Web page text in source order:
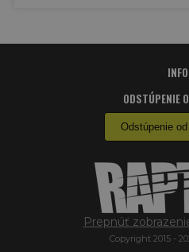
INFO
ODSTÚPENIE
Odstúpenie
Prepnúť
Copyright 2015 -